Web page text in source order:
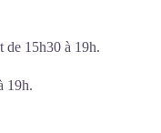
de 15h30 à 19h.
19h.